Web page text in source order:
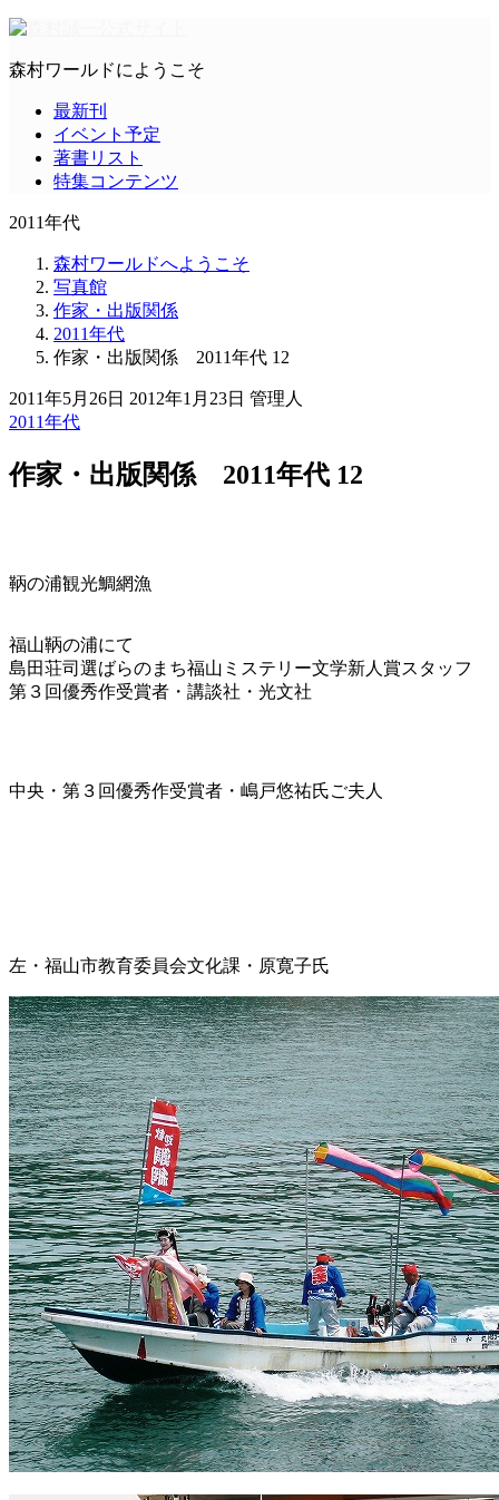
森村ワールドにようこそ
最新刊
イベント予定
著書リスト
特集コンテンツ
2011年代
森村ワールドへようこそ
写真館
作家・出版関係
2011年代
作家・出版関係 2011年代 12
2011年5月26日 2012年1月23日 管理人
2011年代
作家・出版関係 2011年代 12
鞆の浦観光鯛網漁
福山鞆の浦にて
島田荘司選ばらのまち福山ミステリー文学新人賞スタッフ
第３回優秀作受賞者・講談社・光文社
中央・第３回優秀作受賞者・嶋戸悠祐氏ご夫人
左・福山市教育委員会文化課・原寛子氏